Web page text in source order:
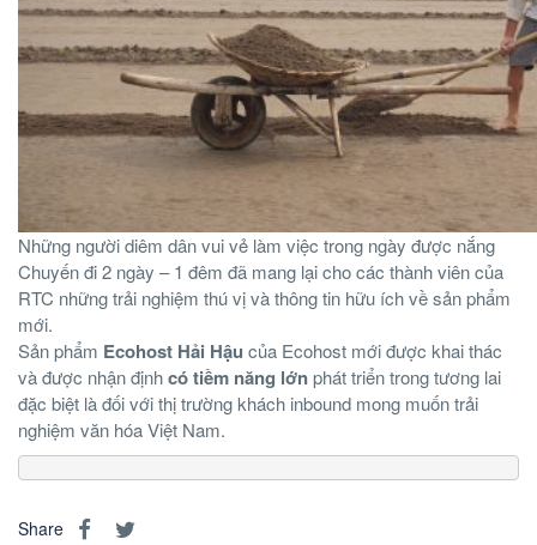
Những người diêm dân vui vẻ làm việc trong ngày được nắng
Chuyến đi 2 ngày – 1 đêm đã mang lại cho các thành viên của
RTC những trải nghiệm thú vị và thông tin hữu ích về sản phẩm
mới.
Sản phẩm Ecohost Hải Hậu của Ecohost mới được khai thác
và được nhận địnhcó tiềm năng lớnphát triển trong tương lai
đặc biệt là đối với thị trường khách inbound mong muốn trải
nghiệm văn hóa Việt Nam.
europe.html
Share